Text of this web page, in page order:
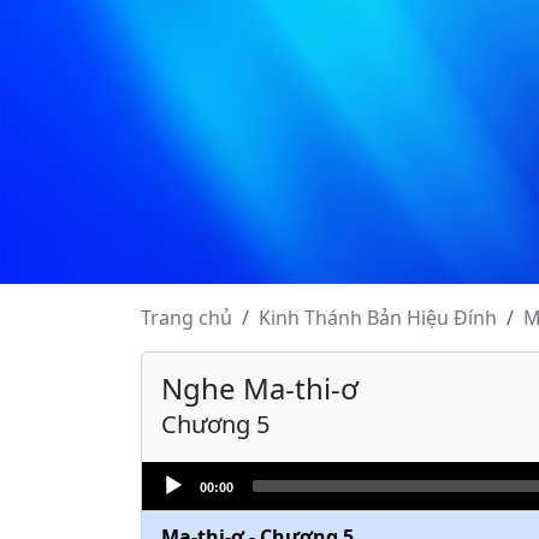
Trang chủ Kinh Thánh Bản Hiệu Đính
Nghe Ma-thi-ơ
Chương 5
Audio
Player
00:00
Ma-thi-ơ - Chương 2
Ma-thi-ơ - Chương 3
Ma-thi-ơ - Chương 4